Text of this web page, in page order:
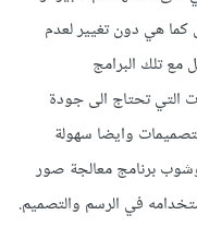
كما هي دون تغيير لعدم
مع تلك البرامج
التي تحتاج الى جودة
وايضا سهولة
برنامج معالجة صور
في الرسم والتصميم.